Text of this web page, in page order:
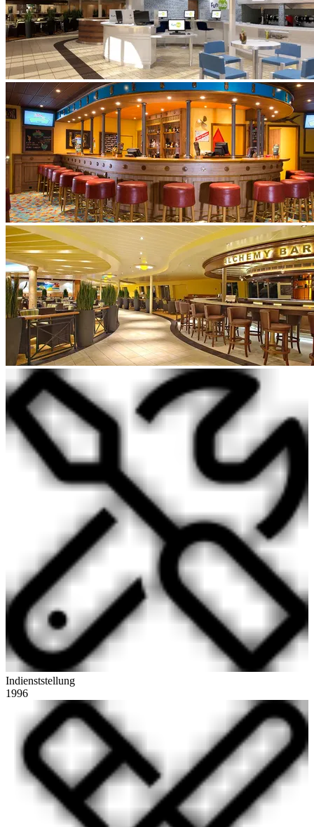
Indienststellung
1996